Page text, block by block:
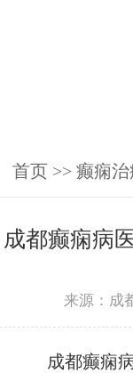
首页 >> 癫痫治
成都癫痫病
来源：成
成都癫痫